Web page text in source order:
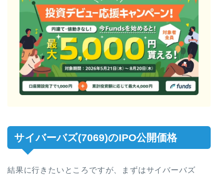
サイバーバズ(7069)のIPO公開価格
結果に行きたいところですが、まずはサイバーバズ